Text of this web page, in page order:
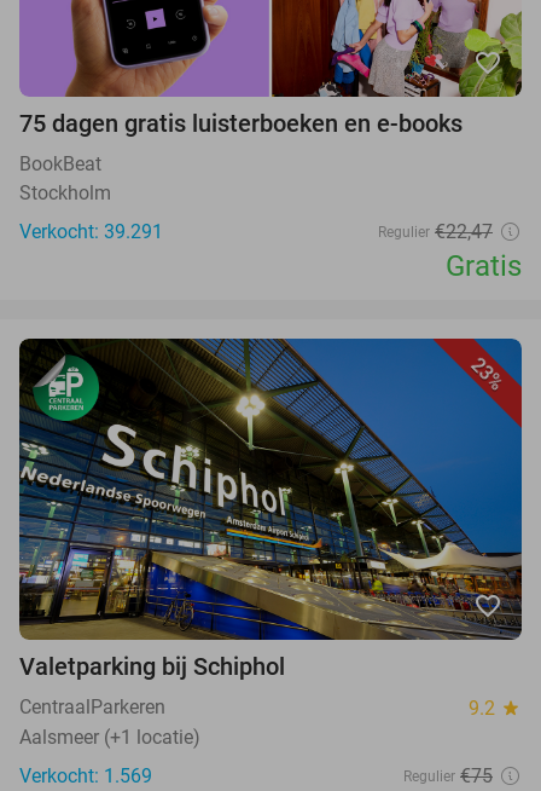
favorite_border
75 dagen gratis luisterboeken en e-books
BookBeat
Stockholm
Verkocht: 39.291
Regulier €22,47
Gratis
23%
favorite_border
Valetparking bij Schiphol
CentraalParkeren 9.2 star
Aalsmeer (+1 locatie)
Verkocht: 1.569
Regulier €75